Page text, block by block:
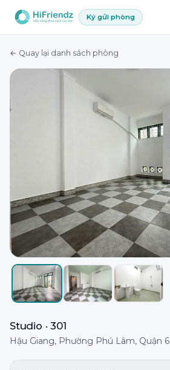
Ký gửi phòng
← Quay lại danh sách phòng
Studio · 301
Hậu Giang, Phường Phú Lâm, Quận 6